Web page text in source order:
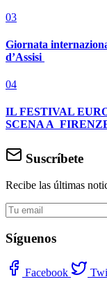
03
Giornata
d’Assisi
04
IL FESTIVAL
SCENA A
Suscríbete
Recibe las últimas
Síguenos
Facebook